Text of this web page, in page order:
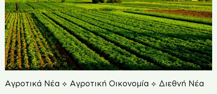
Αγροτικά Νέα ⟡ Αγροτική Οικονομία ⟡ Διεθνή Νέα